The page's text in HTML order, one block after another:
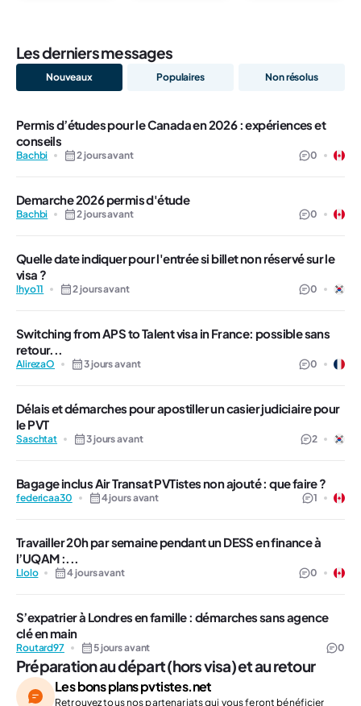
Les derniers messages
Nouveaux Populaires Non résolus
Permis d’études pour le Canada en 2026 : expériences et
conseils
Bachbi 2 jours avant 0
Demarche 2026 permis d'étude
Bachbi 2 jours avant 0
Quelle date indiquer pour l'entrée si billet non réservé sur le
visa ?
lhyo11 2 jours avant 0
Switching from APS to Talent visa in France: possible sans
retour...
AlirezaO 3 jours avant 0
Délais et démarches pour apostiller un casier judiciaire pour
le PVT
Saschtat 3 jours avant 2
Bagage inclus Air Transat PVTistes non ajouté : que faire ?
federicaa30 4 jours avant 1
Travailler 20h par semaine pendant un DESS en finance à
l’UQAM :...
Llolo 4 jours avant 0
S’expatrier à Londres en famille : démarches sans agence
clé en main
Routard97 5 jours avant 0
Préparation au départ (hors visa) et au retour
Les bons plans pvtistes.net
Retrouvez tous nos partenariats qui vous feront bénéficier